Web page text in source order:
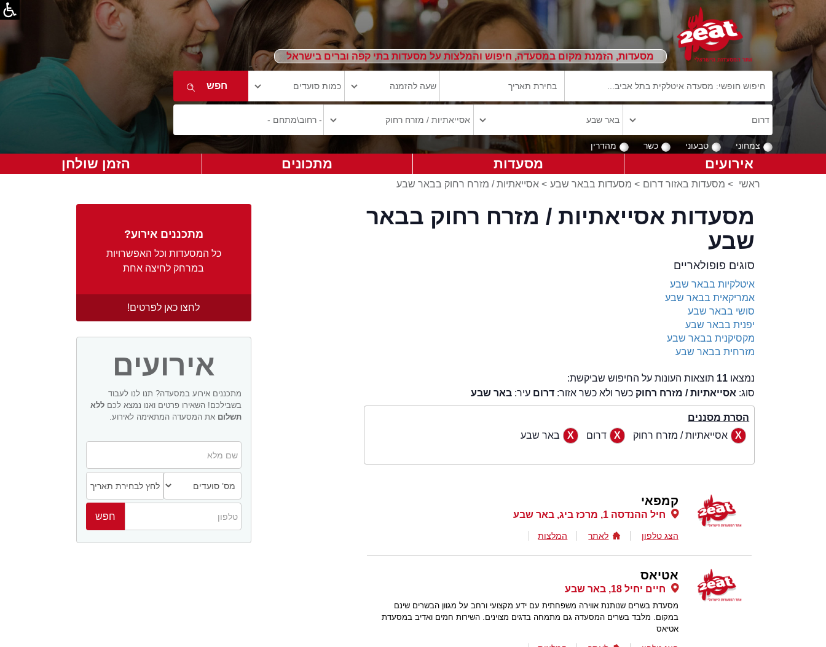
מסעדות, הזמנת מקום במסעדה, חיפוש והמלצות על מסעדות בתי קפה וברים בישראל
צמחוני טבעוני כשר מהדרין
אירועים מסעדות מתכונים הזמן שולחן
ראשי > מסעדות באזור דרום > מסעדות בבאר שבע > אסייאתיות / מזרח רחוק בבאר שבע
מתכננים אירוע?
כל המסעדות וכל האפשרויות
במרחק לחיצה אחת
לחצו כאן לפרטים!
אירועים
מתכננים אירוע במסעדה? תנו לנו לעבוד
בשבילכם! השאירו פרטים ואנו נמצא לכם ללא
תשלום את המסעדה המתאימה לאירוע.
מסעדות אסייאתיות / מזרח רחוק בבאר
שבע
סוגים פופולאריים
איטלקיות בבאר שבע
אמריקאית בבאר שבע
סושי בבאר שבע
יפנית בבאר שבע
מקסיקנית בבאר שבע
מזרחית בבאר שבע
נמצאו 11 תוצאות העונות על החיפוש שביקשת:
סוג: אסייאתיות / מזרח רחוק כשר ולא כשר אזור: דרום עיר: באר שבע
הסרת מסננים
אסייאתיות / מזרח רחוק
דרום באר שבע
קמפאי
חיל ההנדסה 1, מרכז ביג, באר שבע
הצג טלפון לאתר המלצות
אטיאס
חיים יחיל 18, באר שבע
מסעדת בשרים שנותנת אווירה משפחתית עם ידע מקצועי ורחב על מגוון הבשרים שינם
במקום. מלבד בשרים המסעדה גם מתמחה בדגים מצוינים. השירות חמים ואדיב במסעדת
אטיאס